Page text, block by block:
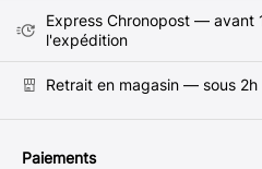
Express Chronopost — avant
l'expédition
Retrait en magasin — sous 2h
Paiements